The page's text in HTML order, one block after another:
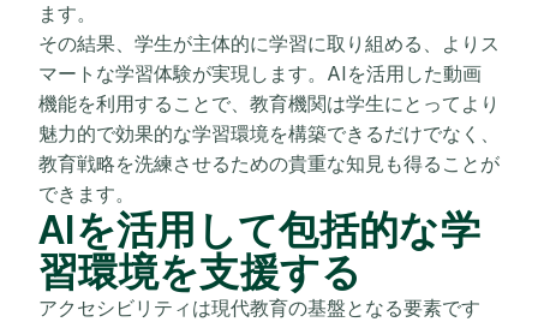
ます。
その結果、学生が主体的に学習に取り組める、よりス
マートな学習体験が実現します。AIを活用した動画
機能を利用することで、教育機関は学生にとってより
魅力的で効果的な学習環境を構築できるだけでなく、
教育戦略を洗練させるための貴重な知見も得ることが
できます。
AIを活用して包括的な学
習環境を支援する
アクセシビリティは現代教育の基盤となる要素です